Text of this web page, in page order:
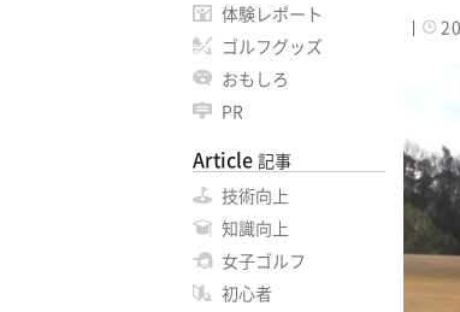
体験レポート
ゴルフグッズ
おもしろ
PR
Article 記事
技術向上
知識向上
女子ゴルフ
初心者